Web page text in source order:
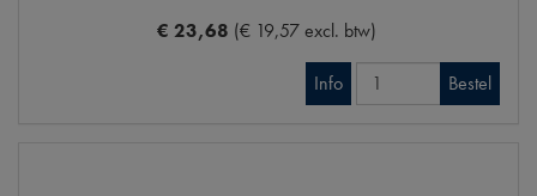
€ 23,68 (€ 19,57 excl. btw)
Info Bestel